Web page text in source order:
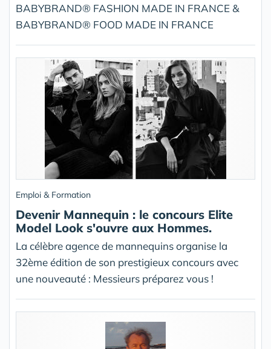
BABYBRAND® FASHION MADE IN FRANCE &
BABYBRAND® FOOD MADE IN FRANCE
Emploi & Formation
Devenir Mannequin : le concours Elite
Model Look s'ouvre aux Hommes.
La célèbre agence de mannequins organise la
32ème édition de son prestigieux concours avec
une nouveauté : Messieurs préparez vous !